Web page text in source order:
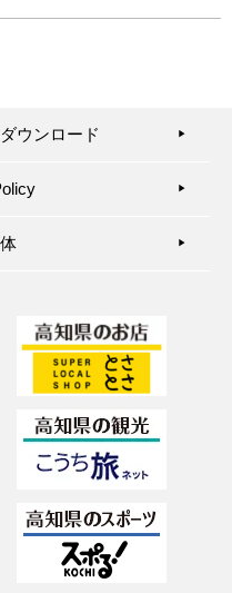
ウンロード ▶︎
▶︎
▶︎